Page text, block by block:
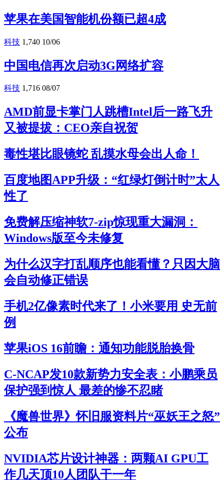
苹果在美国智能机份额已超4成
科技 1,740 10/06
中国电信再次启动3G网络扩容
科技 1,716 08/07
AMD前显卡掌门人跳槽Intel后一路飞升
又被提拔：CEO亲自祝贺
毒性堪比眼镜蛇 乱摸水母会出人命！
百度地图APP升级：“红绿灯倒计时”太人
性了
免费解压缩神软7-zip惊现重大漏洞：
Windows版至今未修复
为什么汉字打乱顺序也能看懂？只因大脑
会自动修正错误
手机2亿像素时代来了！小米要用 史无前
例
苹果iOS 16前瞻：通知功能脱胎换骨
C-NCAP发10款新势力安全表：小鹏乘员
保护强到惊人 最差的惨不忍睹
《魔兽世界》怀旧服资料片“巫妖王之怒”
公布
NVIDIA芯片设计神器：两颗AI GPU工
作几天顶10人团队干一年